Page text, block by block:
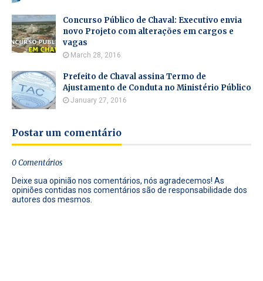
Concurso Público de Chaval: Executivo envia
novo Projeto com alterações em cargos e
vagas
March 28, 2016
Prefeito de Chaval assina Termo de
Ajustamento de Conduta no Ministério Público
January 27, 2016
Postar um comentário
0 Comentários
Deixe sua opinião nos comentários, nós agradecemos! As
opiniões contidas nos comentários são de responsabilidade dos
autores dos mesmos.